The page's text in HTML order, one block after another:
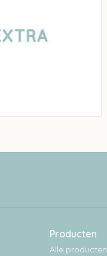
Producten
Alle producten